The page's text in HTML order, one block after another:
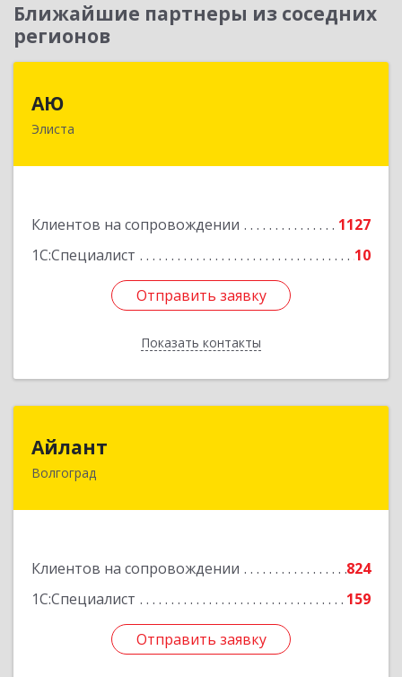
Ближайшие партнеры из соседних
регионов
АЮ
Элиста
Клиентов на сопровождении
1127
1С:Специалист
10
Отправить заявку
Показать контакты
358009, Калмыкия Респ, Элиста г, А.С.Пушкина
Отправить заявку
Назад
Айлант
Волгоград
Клиентов на сопровождении
824
1С:Специалист
159
Отправить заявку
400001, Волгоградская обл, Волгоград г, им
Отправить заявку